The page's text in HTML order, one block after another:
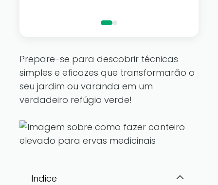
Prepare-se para descobrir técnicas
simples e eficazes que transformarão o
seu jardim ou varanda em um
verdadeiro refúgio verde!
Indice